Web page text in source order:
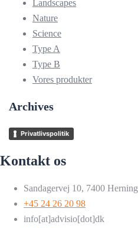
Landscapes
Nature
Science
Type A
Type B
Vores produkter
Archives
Privatlivspolitik
Kontakt os
Sandagervej 10, 7400 Herning
+45 24 26 20 98
info[at]advisio[dot]dk